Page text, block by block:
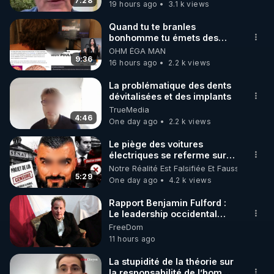
https://www.autonomia-editions.com/livre/le-
miracle-de-la-detoxification-de-robert-morse/
----------
Podcast – Se régénérer, ce n’est pas se réparer :
c’est changer de cap
Avec Pascal, coach RGNR
Dans cet épisode, Pascal revient sur un
malentendu fondamental : croire que la santé, c’est
juste « réparer ». On fait une cure, un jeûne, une
pause… puis on recommence comme avant. Mais
est-ce vraiment ça, la santé ?
Et si la vraie régénération, ce n’était pas une
parenthèse, mais un vrai retournement ?
Changer de cap, pas seulement freiner. Revenir à
l’essentiel, pas repeindre la façade.
19 hours ago
3.1 k views
9:36
Quand tu te branles
bonhomme tu émets des
ondes ils ont juste omis de
t'expliquer
OHM ÉGA MAN
16 hours ago
2.2 k views
4:46
La problématique des dents
dévitalisées et des implants
TrueMedia
One day ago
2.2 k views
5:29
Le piège des voitures
électriques se referme sur
les usagers !
Notre Réalité Est Falsifiée Et Fausse
One day ago
4.2 k views
Rapport Benjamin Fulford :
Le leadership occidental
dysfonctionnel s’enfonce
dans une spirale infernale
tandis que l’Arabie saoudite
s’effondre – 3 août 2026 ***
https://prepareforchange.net/2026/
FreeDom
11 hours ago
La stupidité de la théorie sur